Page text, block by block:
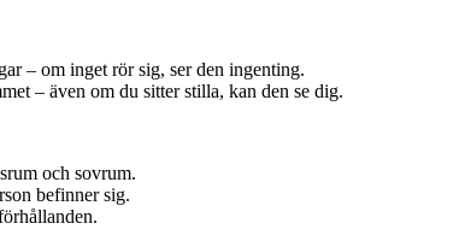
– om inget rör sig, ser den ingenting.
– även om du sitter stilla, kan den se dig.
och sovrum.
befinner sig.